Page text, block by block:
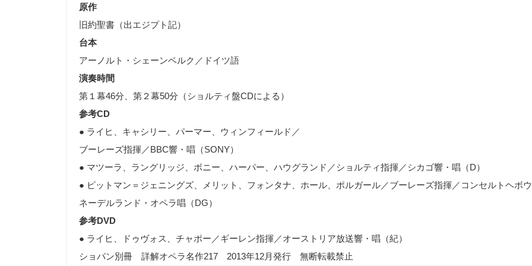
原作
旧約聖書（出エジプト記）
台本
アーノルト・シェーンベルク／ドイツ語
演奏時間
第１幕46分、第２幕50分（ショルティ盤CDによる）
参考CD
● ライヒ、キャシリー、パーマー、ウィンフィールド／
ブーレーズ指揮／BBC響・唱（SONY）
● マツーラ、ラングリッジ、ボニー、ハーパー、ハウグランド／ショルティ指揮／シカゴ響・唱（D）
● ピットマン＝ジェニングズ、メリット、フォンタナ、ホール、ポルガール／ブーレーズ指揮／コンセルトヘボ
ネーデルランド・オペラ唱（DG）
参考DVD
● ライヒ、ドゥヴォス、チャポー／ギーレン指揮／オーストリア放送響・唱（紀）
ショパン別冊 詳解オペラ名作217 2013年12月発行 無断転載禁止